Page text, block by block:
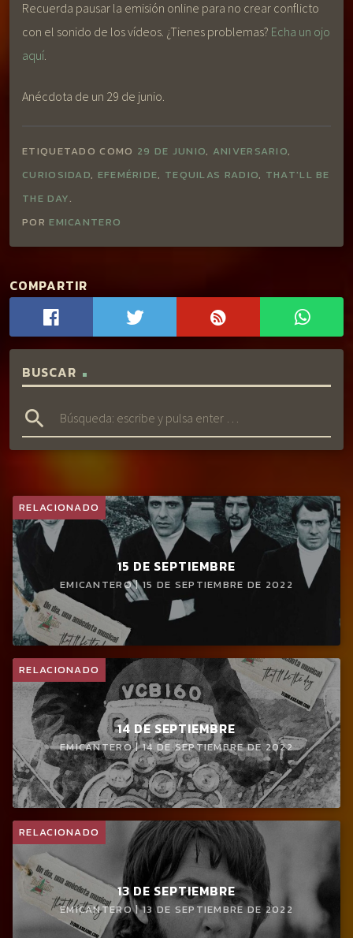
Recuerda pausar la emisión online para no crear conflicto
con el sonido de los vídeos. ¿Tienes problemas? Echa un ojo
aquí
Anécdota de un 29 de junio.
ETIQUETADO COMO 29 DE JUNIO, ANIVERSARIO,
CURIOSIDAD, EFEMÉRIDE, TEQUILAS RADIO, THAT'LL BE
THE DAY.
POREMICANTERO
COMPARTIR
BUSCAR
search
RELACIONADO
15 DE SEPTIEMBRE
EMICANTERO | 15 DE SEPTIEMBRE DE 2022
RELACIONADO
14 DE SEPTIEMBRE
EMICANTERO | 14 DE SEPTIEMBRE DE 2022
RELACIONADO
13 DE SEPTIEMBRE
EMICANTERO | 13 DE SEPTIEMBRE DE 2022